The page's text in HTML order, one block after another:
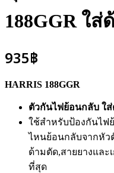
188GGR ใส่
935฿
HARRIS 188GGR
ตัวกันไฟย้อนกลับ ใ
ใช้สำหรับป้องกันไฟ
ไหนย้อนกลับจากหัว
ด้ามตัด,สายยางและ
ที่สุด